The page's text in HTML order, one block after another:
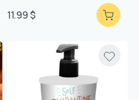
11.99 $